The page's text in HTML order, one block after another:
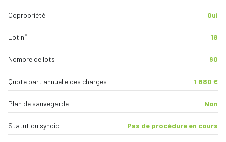
Copropriété Oui
Lot n° 18
Nombre de lots 60
Quote part annuelle des charges 1 880 €
Plan de sauvegarde Non
Statut du syndic Pas de procédure en cours